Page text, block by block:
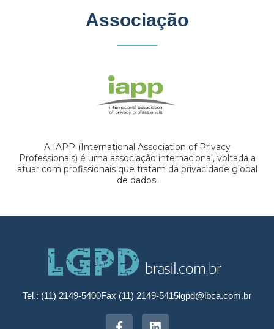
Associação
A IAPP (International Association of Privacy
Professionals) é uma associação internacional, voltada a
atuar com profissionais que tratam da privacidade global
de dados.
Tel.: (11) 2149-5400Fax (11) 2149-5415lgpd@lbca.com.br